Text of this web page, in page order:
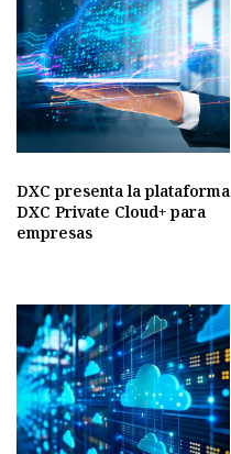
DXC presenta la plataforma
DXC Private Cloud+ para
empresas